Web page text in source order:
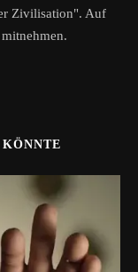
Zivilisation". Auf